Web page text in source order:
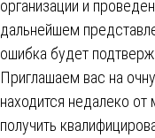
организации и
дальнейшем
ошибка будет
Приглашаем вас на
находится недалеко
получить